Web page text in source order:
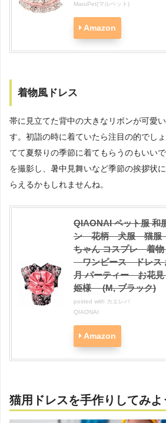
MaruPet(マルペット)
Amazon
着物風ドレス
帯に見立てた背中の大きなリボンが可愛
す。初詣の時に着ていたら注目の的でし
てて夏祭りの季節に着てもらうのもいい
を撮影し、暑中見舞いなど季節の挨拶状
らえるかもしれませんね。
QIAONAI ペット服
ン 花柄 犬服 猫服
ちゃん コスプレ 着
ワンピース ドレス
月 パーティー お花
姫様 (M, ブラック)
posted with カエレバ
QIAONAI
Amazon
猫用ドレスを手作りしてみよ